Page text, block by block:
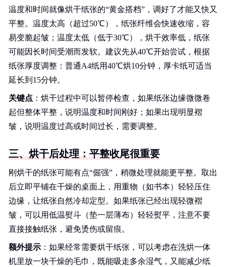
温度和时间就像烘干纸张的“黄金搭档”，调好了才能又快又
平整。温度太高（超过50℃），纸张纤维会快速收缩，容
易变脆起皱；温度太低（低于30℃），烘干效率低，纸张
可能因长时间受潮而发软。建议先从40℃开始尝试，根据
纸张厚度调整：普通A4纸用40℃烘10分钟，厚卡纸可适当
延长到15分钟。
关键点 ：烘干过程中可以暂停检查，如果纸张边缘微微卷
起但整体平整，说明温度和时间刚好；如果出现明显褶
皱，说明温度过高或时间过长，需要调整。
三、烘干后处理：平整收尾很重要
刚烘干的纸张可能有点“倔强”，稍微处理就能更平整。取出
后立即平铺在干燥的桌面上，用重物（如书本）轻轻压住
边缘，让纸张自然冷却定型。如果纸张已经出现轻微褶
皱，可以用低温熨斗（垫一层薄布）轻轻熨平，注意不要
直接接触纸张，避免烫伤或留痕。
额外提示 ：如果经常需要烘干纸张，可以考虑在洗烘一体
机里放一块干燥的毛巾，既能吸走多余湿气，又能减少纸